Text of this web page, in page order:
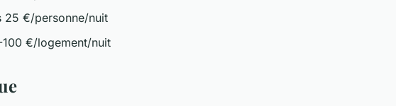
25 €/personne/nuit
€/logement/nuit